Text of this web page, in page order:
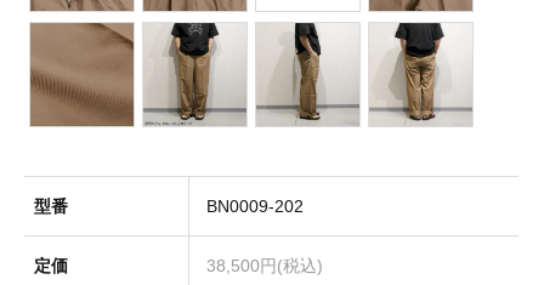
型番 BN0009-202
定価 38,500円(税込)
Socks(靴下)
Underwear(下着)
Other(その他)